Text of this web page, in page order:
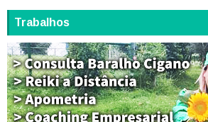
Trabalhos